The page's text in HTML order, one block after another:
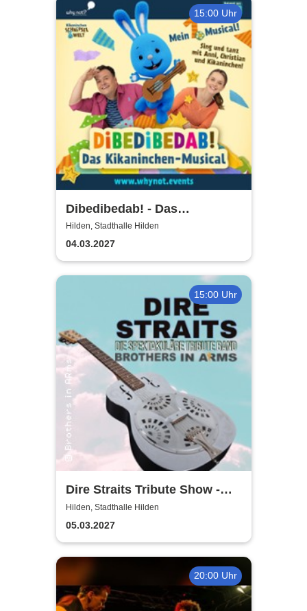
15:00 Uhr
Dibedibedab! - Das
Kikaninchen-Musical
Hilden, Stadthalle Hilden
04.03.2027
15:00 Uhr
Dire Straits Tribute Show -
Brothers in Arms
Hilden, Stadthalle Hilden
05.03.2027
20:00 Uhr